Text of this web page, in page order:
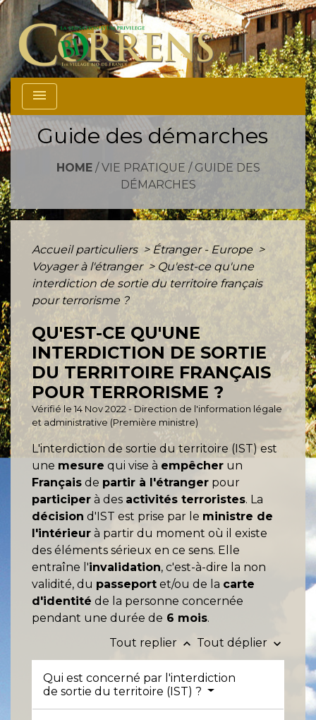
menu
Guide des démarches
HOME/ VIE PRATIQUE / GUIDE DES
DÉMARCHES
Accueil particuliers > Étranger - Europe >
Voyager à l'étranger > Qu'est-ce qu'une
interdiction de sortie du territoire français
pour terrorisme ?
QU'EST-CE QU'UNE
INTERDICTION DE SORTIE
DU TERRITOIRE FRANÇAIS
POUR TERRORISME ?
Vérifié le 14 Nov 2022 - Direction de l'information légale
et administrative (Première ministre)
L'interdiction de sortie du territoire (IST) est
une mesure qui vise à empêcher un
Français de partir à l'étranger pour
participer à des activités terroristes. La
décision d'IST est prise par le ministre de
l'intérieur à partir du moment où il existe
des éléments sérieux en ce sens. Elle
entraîne l'invalidation, c'est-à-dire la non
validité, du passeport et/ou de la carte
d'identité de la personne concernée
pendant une durée de 6 mois.
Tout replier keyboard_arrow_up Tout déplier keyboard_arrow_down
Qui est concerné par l'interdiction
de sortie du territoire (IST) ?